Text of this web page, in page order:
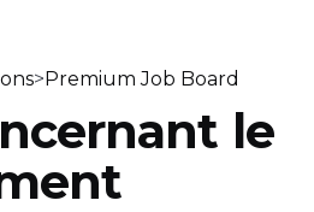
>Premium Job Board
le